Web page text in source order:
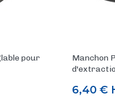
pour
Manchon
Prix
6,40 €